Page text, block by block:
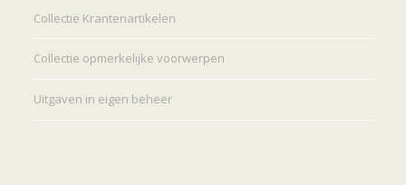
Collectie Krantenartikelen
Collectie opmerkelijke voorwerpen
Uitgaven in eigen beheer